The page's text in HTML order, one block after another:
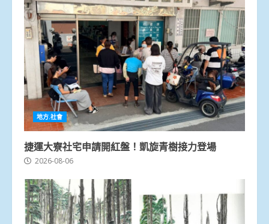
地方.社會
捷運大寮社宅申請開紅盤！凱旋青樹接力登場
2026-08-06